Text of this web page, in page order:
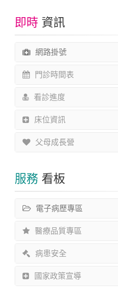
即時 資訊
網路掛號
門診時間表
看診進度
床位資訊
父母成長營
服務 看板
電子病歷專區
醫療品質專區
病患安全
國家政策宣導